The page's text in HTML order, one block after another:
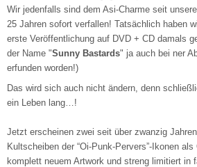
Wir jedenfalls sind dem Asi-Charme seit
25 Jahren sofort verfallen! Tatsächlich haben
erste Veröffentlichung auf DVD + CD damals
der Name "Sunny Bastards" ja auch bei ner
erfunden worden!)
Das wird sich auch nicht ändern, denn
ein Leben lang…!
Jetzt erscheinen zwei seit über zwanzig
Kultscheiben der “Oi-Punk-Pervers”-Ikonen
komplett neuem Artwork und streng limitiert in